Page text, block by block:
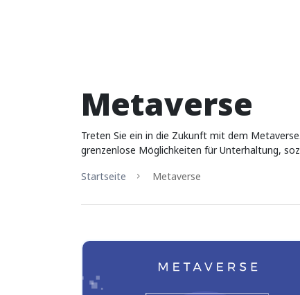
Metaverse
Treten Sie ein in die Zukunft mit dem
grenzenlose Möglichkeiten für Unterhaltung,
Startseite
Metaverse